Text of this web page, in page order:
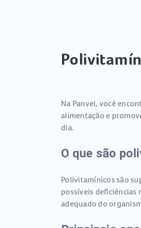
Na Panvel, você
alimentação e
dia.
O que são
Polivitamínicos são
possíveis deficiências
adequado do